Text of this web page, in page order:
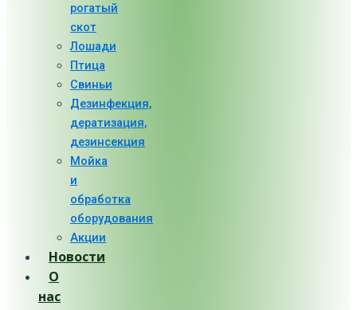
рогатый
скот
Лошади
Птица
Свиньи
Дезинфекция,
дератизация,
дезинсекция
Мойка
и
обработка
оборудования
Акции
Новости
О
нас